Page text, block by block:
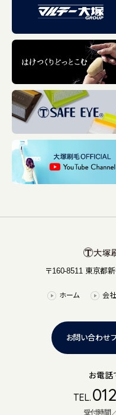
〒160-8511 東京都
ホーム 会
お問い合わせ
お電話
TEL.
受付時間